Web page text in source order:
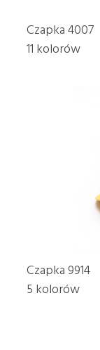
Czapka 4007
11 kolorów
Czapka 9914
5 kolorów